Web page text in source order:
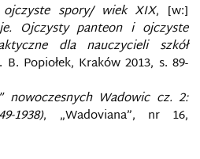
spory/ wiek XIX, [w:]
Ojczysty panteon i ojczyste
dla nauczycieli szkół
B. Popiołek, Kraków 2013, s. 89-
nowoczesnych Wadowic cz. 2:
1938), „Wadoviana”, nr 16,